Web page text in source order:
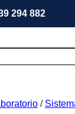
294 882
/